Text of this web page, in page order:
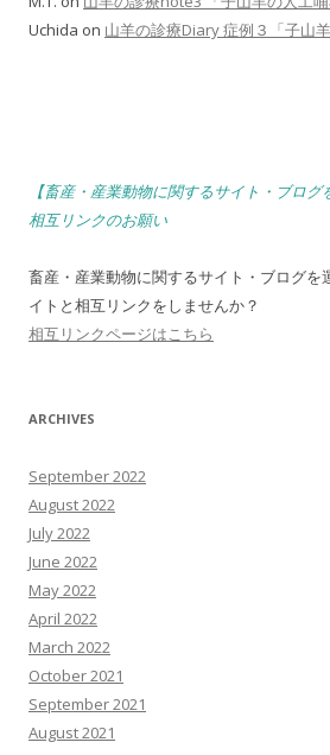
Uchida on 山羊の診療Diary 症例３「子山
【畜産・産業動物に関するサイト・ブログ
相互リンクのお願い
畜産・産業動物に関するサイト・ブログを
イトと相互リンクをしませんか？
相互リンクページはこちら
ARCHIVES
September 2022
August 2022
July 2022
June 2022
May 2022
April 2022
March 2022
October 2021
September 2021
August 2021